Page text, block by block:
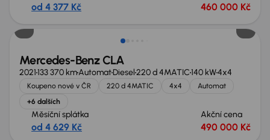
od 4 377 Kč 460 000 Kč
Mercedes-Benz CLA
2021133 370 kmAutomatDiesel220 d 4MATIC140 kW4x4
Koupeno nové v ČR 220 d 4MATIC 4x4
Automat
+6 dalších
Měsíční splátka
od 4 629 Kč
Akční cena
490 000 Kč
Možnost odpočtu DPH